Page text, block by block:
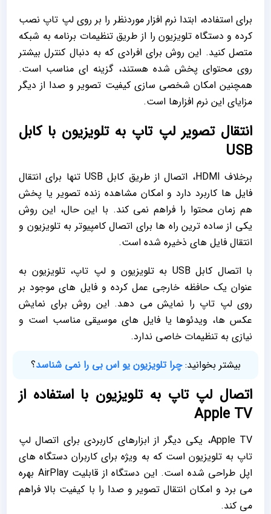
برای استفاده، ابتدا نرم‌ افزار موردنظر را بر روی لپ تاپ نصب
کرده و دستگاه تلویزیون را از طریق تنظیمات برنامه به شبکه
متصل کنید. این روش برای افرادی که به دنبال کنترل بیشتر
روی محتوای پخش‌ شده هستند، گزینه ‌ای مناسب است.
همچنین امکان شخصی‌ سازی کیفیت تصویر و صدا از دیگر
مزایای این نرم ‌افزارها است.
انتقال تصویر لپ تاپ به تلویزیون با کابل
USB
برخلاف HDMI، اتصال از طریق کابل USB تنها برای انتقال
فایل‌ ها کاربرد دارد و امکان مشاهده زنده تصویر یا پخش
هم‌ زمان محتوا را فراهم نمی ‌کند. با این حال، این روش
یکی از ساده ‌ترین راه‌ ها برای اتصال کامپیوتر به تلویزیون و
انتقال فایل‌ های ذخیره ‌شده است.
با اتصال کابل USB به تلویزیون و لپ تاپ، تلویزیون به
‌عنوان یک حافظه خارجی عمل کرده و فایل ‌های موجود بر
روی لپ تاپ را نمایش می ‌دهد. این روش برای نمایش
عکس ‌ها، ویدئوها یا فایل‌ های موسیقی مناسب است و
نیازی به تنظیمات خاصی ندارد.
بیشتر بخوانید:چرا تلویزیون یو اس بی را نمی شناسد؟
اتصال لپ تاپ به تلویزیون با استفاده از
Apple TV
Apple TV، یکی دیگر از ابزارهای کاربردی برای اتصال لپ
تاپ به تلویزیون است که به‌ ویژه برای کاربران دستگاه‌ های
اپل طراحی شده است. این دستگاه از قابلیت AirPlay بهره
می‌ برد و امکان انتقال تصویر و صدا را با کیفیت بالا فراهم
می ‌کند.